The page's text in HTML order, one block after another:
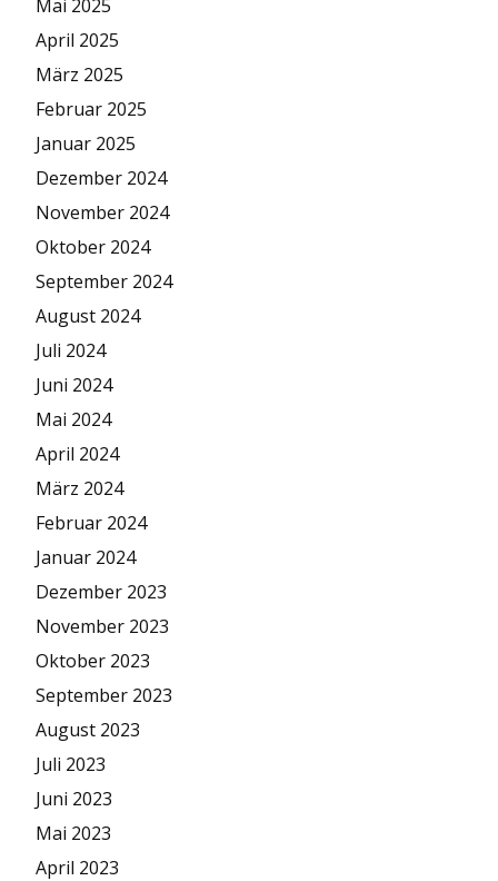
Mai 2025
April 2025
März 2025
Februar 2025
Januar 2025
Dezember 2024
November 2024
Oktober 2024
September 2024
August 2024
Juli 2024
Juni 2024
Mai 2024
April 2024
März 2024
Februar 2024
Januar 2024
Dezember 2023
November 2023
Oktober 2023
September 2023
August 2023
Juli 2023
Juni 2023
Mai 2023
April 2023